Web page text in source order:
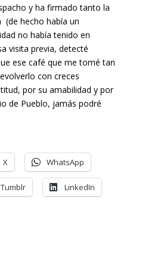
y ha firmado tanto la
hecho había un
no había tenido en
visita previa, detecté
ese café que me tomé tan
con creces
por su amabilidad y por
de Pueblo, jamás podré
X WhatsApp
Tumblr LinkedIn